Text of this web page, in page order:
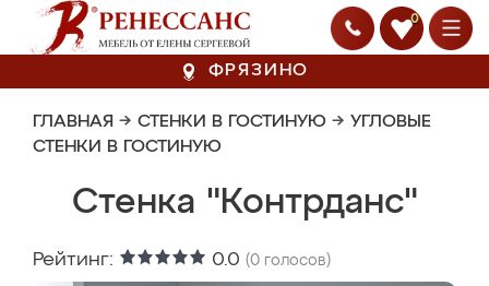
0
ФРЯЗИНО
ГЛАВНАЯ → СТЕНКИ В ГОСТИНУЮ → УГЛОВЫЕ
СТЕНКИ В ГОСТИНУЮ
Стенка "Контрданс"
Рейтинг: 0.0 (0 голосов)